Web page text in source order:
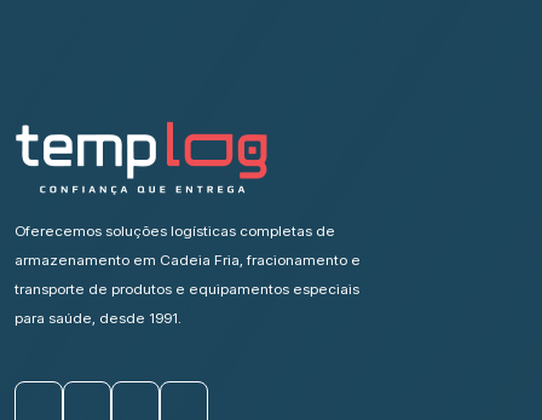
Oferecemos soluções logísticas completas de
armazenamento em Cadeia Fria, fracionamento e
transporte de produtos e equipamentos especiais
para saúde, desde 1991.